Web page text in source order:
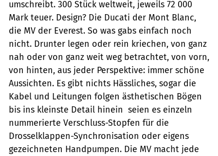
umschreibt. 300 Stück weltweit, jeweils 72 000
Mark teuer. Design? Die Ducati der Mont Blanc,
die MV der Everest. So was gabs einfach noch
nicht. Drunter legen oder rein kriechen, von ganz
nah oder von ganz weit weg betrachtet, von vorn,
von hinten, aus jeder Perspektive: immer schöne
Aussichten. Es gibt nichts Hässliches, sogar die
Kabel und Leitungen folgen ästhetischen Bögen
bis ins kleinste Detail hinein  seien es einzeln
nummerierte Verschluss-Stopfen für die
Drosselklappen-Synchronisation oder eigens
gezeichneten Handpumpen. Die MV macht jede